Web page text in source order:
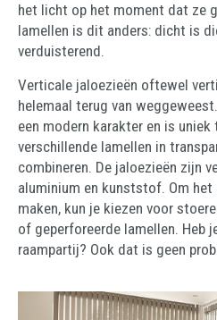
het licht op het moment dat ze
lamellen is dit anders: dicht is
verduisterend.
Verticale jaloezieën oftewel
helemaal terug van
een modern karakter en is
verschillende lamellen in
combineren. De jaloezieën zijn
aluminium en kunststof. Om
maken, kun je kiezen voor
of geperforeerde lamellen. Heb
raampartij? Ook dat is geen